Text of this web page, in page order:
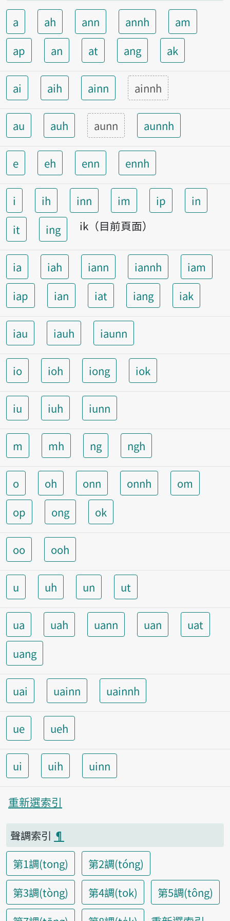
a ah ann annh
am
ap
an at ang ak
ai aih ainn ainnh
au auh aunn aunnh
e eh enn ennh
i ih inn im ip
in
it
ing ik（目前頁面）
ia iah iann iannh
iam
iap
ian iat iang iak
iau iauh iaunn
io ioh iong iok
iu iuh iunn
m mh ng ngh
o oh onn onnh
om
op
ong ok
oo ooh
u uh un ut
ua uah uann uan
uat
uang
uai uainn uainnh
ue ueh
ui uih uinn
重新選索引
聲調索引 ¶
第1調(tong)
第2調(tóng)
第3調(tòng)
第4調(tok)
第5調(tông)